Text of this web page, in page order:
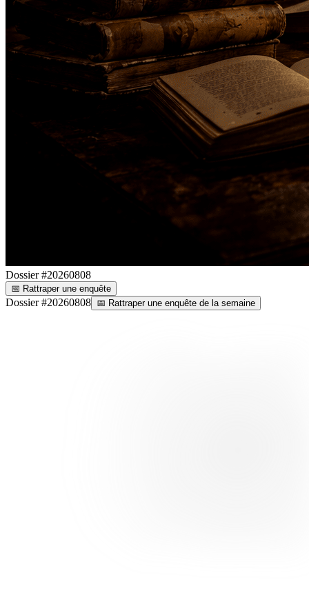
Dossier #20260808
📅 Rattraper une enquête
Dossier #20260808 📅 Rattraper une enquête de la semaine